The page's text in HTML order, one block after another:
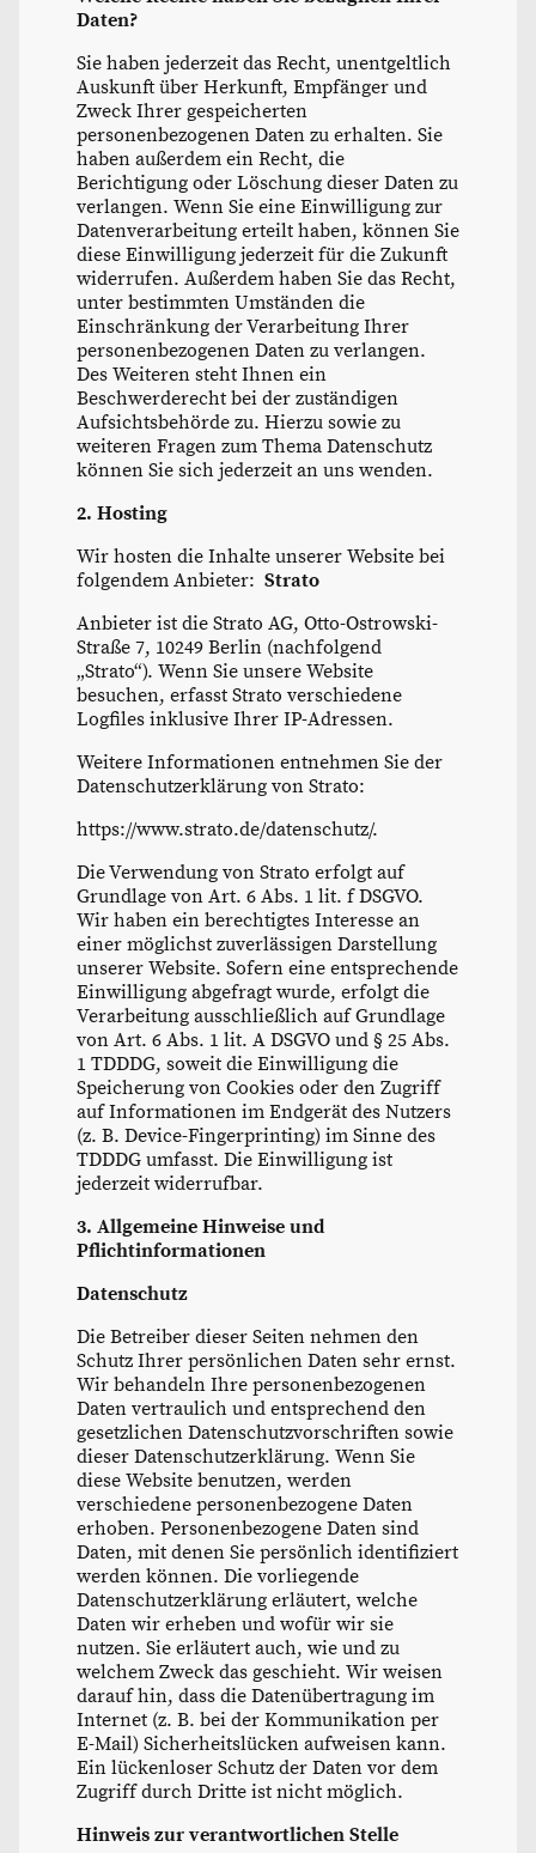
Daten?
Sie haben jederzeit das Recht, unentgeltlich
Auskunft über Herkunft, Empfänger und
Zweck Ihrer gespeicherten
personenbezogenen Daten zu erhalten. Sie
haben außerdem ein Recht, die
Berichtigung oder Löschung dieser Daten zu
verlangen. Wenn Sie eine Einwilligung zur
Datenverarbeitung erteilt haben, können Sie
diese Einwilligung jederzeit für die Zukunft
widerrufen. Außerdem haben Sie das Recht,
unter bestimmten Umständen die
Einschränkung der Verarbeitung Ihrer
personenbezogenen Daten zu verlangen.
Des Weiteren steht Ihnen ein
Beschwerderecht bei der zuständigen
Aufsichtsbehörde zu. Hierzu sowie zu
weiteren Fragen zum Thema Datenschutz
können Sie sich jederzeit an uns wenden.
2. Hosting
Wir hosten die Inhalte unserer Website bei
folgendem Anbieter: Strato
Anbieter ist die Strato AG, Otto-Ostrowski-
Straße 7, 10249 Berlin (nachfolgend
„Strato“). Wenn Sie unsere Website
besuchen, erfasst Strato verschiedene
Logfiles inklusive Ihrer IP-Adressen.
Weitere Informationen entnehmen Sie der
Datenschutzerklärung von Strato:
https://www.strato.de/datenschutz/.
Die Verwendung von Strato erfolgt auf
Grundlage von Art. 6 Abs. 1 lit. f DSGVO.
Wir haben ein berechtigtes Interesse an
einer möglichst zuverlässigen Darstellung
unserer Website. Sofern eine entsprechende
Einwilligung abgefragt wurde, erfolgt die
Verarbeitung ausschließlich auf Grundlage
von Art. 6 Abs. 1 lit. A DSGVO und § 25 Abs.
1 TDDDG, soweit die Einwilligung die
Speicherung von Cookies oder den Zugriff
auf Informationen im Endgerät des Nutzers
(z. B. Device-Fingerprinting) im Sinne des
TDDDG umfasst. Die Einwilligung ist
jederzeit widerrufbar.
3. Allgemeine Hinweise und
Pflichtinformationen
Datenschutz
Die Betreiber dieser Seiten nehmen den
Schutz Ihrer persönlichen Daten sehr ernst.
Wir behandeln Ihre personenbezogenen
Daten vertraulich und entsprechend den
gesetzlichen Datenschutzvorschriften sowie
dieser Datenschutzerklärung. Wenn Sie
diese Website benutzen, werden
verschiedene personenbezogene Daten
erhoben. Personenbezogene Daten sind
Daten, mit denen Sie persönlich identifiziert
werden können. Die vorliegende
Datenschutzerklärung erläutert, welche
Daten wir erheben und wofür wir sie
nutzen. Sie erläutert auch, wie und zu
welchem Zweck das geschieht. Wir weisen
darauf hin, dass die Datenübertragung im
Internet (z. B. bei der Kommunikation per
E-Mail) Sicherheitslücken aufweisen kann.
Ein lückenloser Schutz der Daten vor dem
Zugriff durch Dritte ist nicht möglich.
Hinweis zur verantwortlichen Stelle